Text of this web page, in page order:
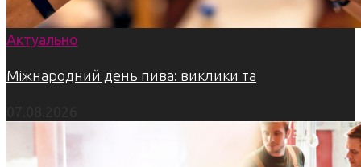
Актуально
Міжнародний день пива: виклики та